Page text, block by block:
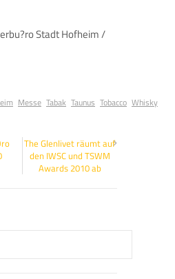
Stadt Hofheim /
Messe Tabak Taunus Tobacco Whisky
The Glenlivet räumt auf
den IWSC und TSWM
Awards 2010 ab